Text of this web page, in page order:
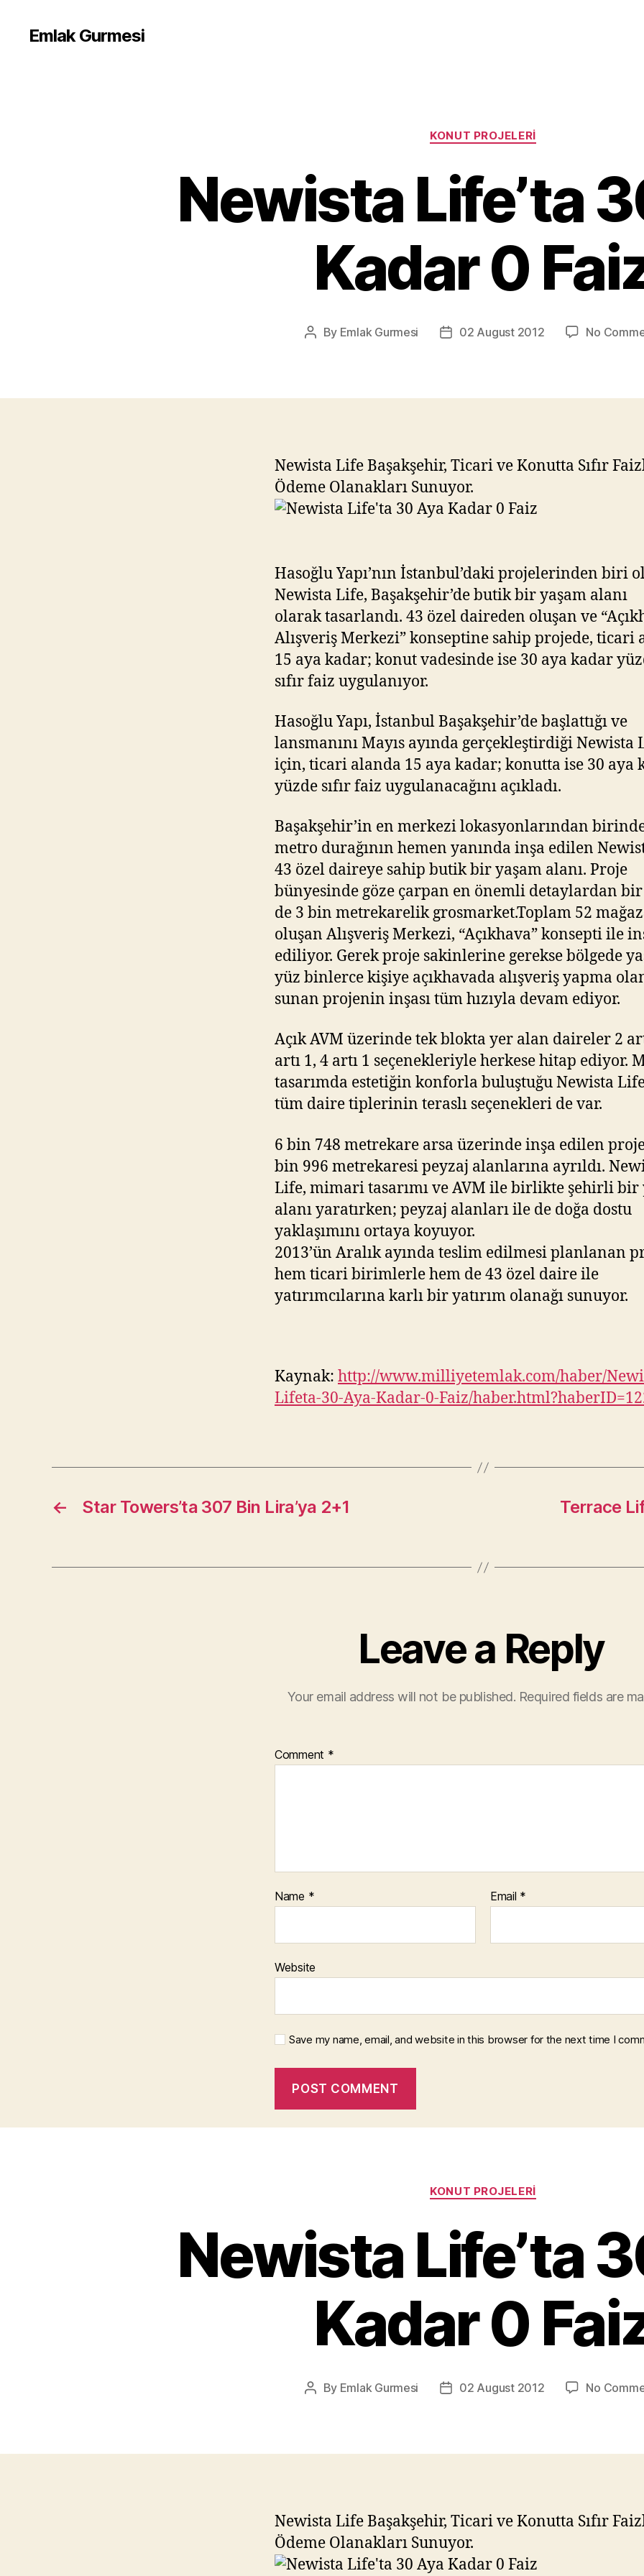
Emlak Gurmesi
Categories
KONUT PROJELERI
Newista Life’ta
Kadar 0
Post
By Emlak Gurmesi
Post02 August 2012 No
Newista Life Başakşehir, Ticari ve Konutta Sıfır
Ödeme Olanakları Sunuyor.
Hasoğlu Yapı’nın İstanbul’daki projelerinden biri
Newista Life, Başakşehir’de butik bir yaşam alanı
olarak tasarlandı. 43 özel daireden oluşan ve
Alışveriş Merkezi” konseptine sahip projede, ticari
15 aya kadar; konut vadesinde ise 30 aya kadar
sıfır faiz uygulanıyor.
Hasoğlu Yapı, İstanbul Başakşehir’de başlattığı ve
lansmanını Mayıs ayında gerçekleştirdiği Newista
için, ticari alanda 15 aya kadar; konutta ise 30 aya
yüzde sıfır faiz uygulanacağını açıkladı.
Başakşehir’in en merkezi lokasyonlarından
metro durağının hemen yanında inşa edilen
43 özel daireye sahip butik bir yaşam alanı. Proje
bünyesinde göze çarpan en önemli detaylardan
de 3 bin metrekarelik grosmarket.Toplam 52
oluşan Alışveriş Merkezi, “Açıkhava” konsepti ile
ediliyor. Gerek proje sakinlerine gerekse bölgede
yüz binlerce kişiye açıkhavada alışveriş yapma
sunan projenin inşası tüm hızıyla devam ediyor.
Açık AVM üzerinde tek blokta yer alan daireler 2
artı 1, 4 artı 1 seçenekleriyle herkese hitap ediyor.
tasarımda estetiğin konforla buluştuğu Newista
tüm daire tiplerinin teraslı seçenekleri de var.
6 bin 748 metrekare arsa üzerinde inşa edilen
bin 996 metrekaresi peyzaj alanlarına ayrıldı.
Life, mimari tasarımı ve AVM ile birlikte şehirli bir
alanı yaratırken; peyzaj alanları ile de doğa dostu
yaklaşımını ortaya koyuyor.
2013’ün Aralık ayında teslim edilmesi planlanan
hem ticari birimlerle hem de 43 özel daire ile
yatırımcılarına karlı bir yatırım olanağı sunuyor.
Kaynak: http://www.milliyetemlak.com/haber/
Lifeta-30-Aya-Kadar-0-Faiz/
← Star Towers’ta 307 Bin Lira’ya 2+1
Terrace
Leave a Reply
Your email address will not be published. Required fields are
Comment *
Name * Email *
Website
Save my name, email, and website in this browser for the next time I
Categories
KONUT PROJELERI
Newista Life’ta
Kadar 0
Post
By Emlak Gurmesi
Post02 August 2012 No
Newista Life Başakşehir, Ticari ve Konutta Sıfır
Ödeme Olanakları Sunuyor.